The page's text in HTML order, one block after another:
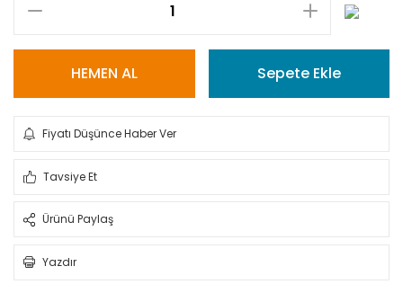
HEMEN AL Sepete Ekle
Fiyatı Düşünce Haber Ver
Tavsiye Et
Ürünü Paylaş
Yazdır